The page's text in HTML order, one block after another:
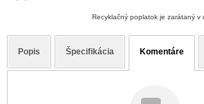
Recyklačný poplatok je zarátaný v
Popis Špecifikácia Komentáre